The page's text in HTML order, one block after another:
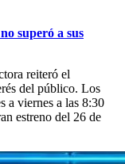
superó a sus
reiteró el
del público. Los
a viernes a las 8:30
estreno del 26 de